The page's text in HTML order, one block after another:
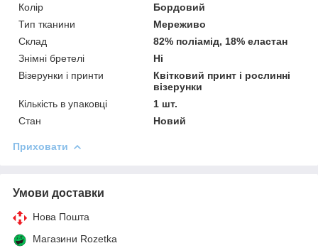
Колір
Бордовий
Тип тканини
Мереживо
Склад
82% поліамід, 18% еластан
Знімні бретелі
Ні
Візерунки і принти
Квітковий принт і рослинні
візерунки
Кількість в упаковці
1 шт.
Стан
Новий
Приховати
Умови доставки
Нова Пошта
Магазини Rozetka